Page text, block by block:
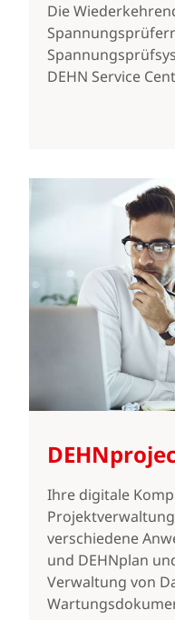
Die
DEHN Service
Ihre digitale
verschiedene
und DEHNplan
Verwaltung von